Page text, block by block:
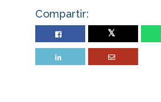
Compartir:
Twitter